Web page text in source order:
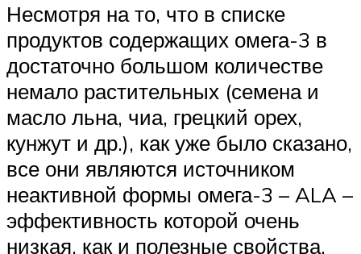
Несмотря на то, что в списке
продуктов содержащих омега-3 в
достаточно большом количестве
немало растительных (семена и
масло льна, чиа, грецкий орех,
кунжут и др.), как уже было сказано,
все они являются источником
неактивной формы омега-3 – ALA –
эффективность которой очень
низкая, как и полезные свойства.